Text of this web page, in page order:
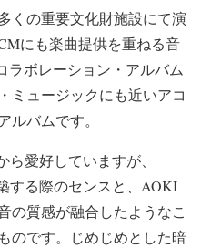
くの重要文化財施設にて演
にも楽曲提供を重ねる音
ラボレーション・アルバム
ミュージックにも近いアコ
ルバムです。
ら愛好していますが、
する際のセンスと、AOKI
の質感が融合したようなこ
のです。じめじめとした暗